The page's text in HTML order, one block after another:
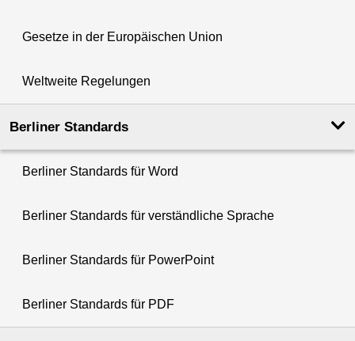
Gesetze in der Europäischen Union
Weltweite Regelungen
Berliner Standards
Berliner Standards für Word
Berliner Standards für verständliche Sprache
Berliner Standards für PowerPoint
Berliner Standards für PDF